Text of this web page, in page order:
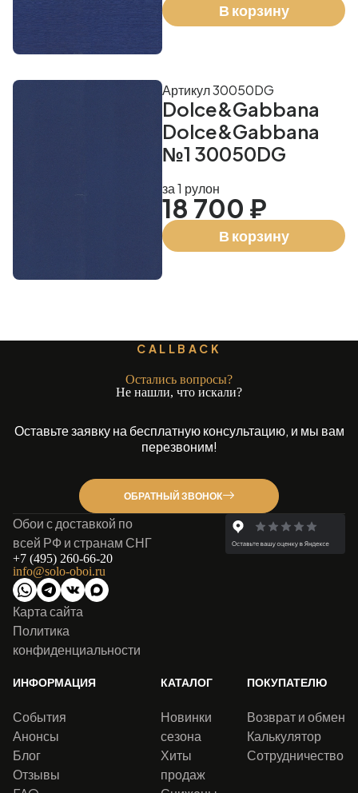
В корзину
Dolce&Gabbana
Dolce&Gabbana
№1 30050DG
Артикул 30050DG
за 1 рулон
18 700 ₽
В корзину
CALLBACK
Остались вопросы?
Не нашли, что искали?
Оставьте заявку на бесплатную консультацию, и мы вам
перезвоним!
ОБРАТНЫЙ ЗВОНОК
Обои с доставкой по
всей РФ и странам СНГ
+7 (495) 260-66-20
info@solo-oboi.ru
Карта сайта
Политика
конфиденциальности
ИНФОРМАЦИЯ
События
Анонсы
Блог
Отзывы
КАТАЛОГ
Новинки
сезона
Хиты
продаж
ПОКУПАТЕЛЮ
Возврат и обмен
Калькулятор
Сотрудничество